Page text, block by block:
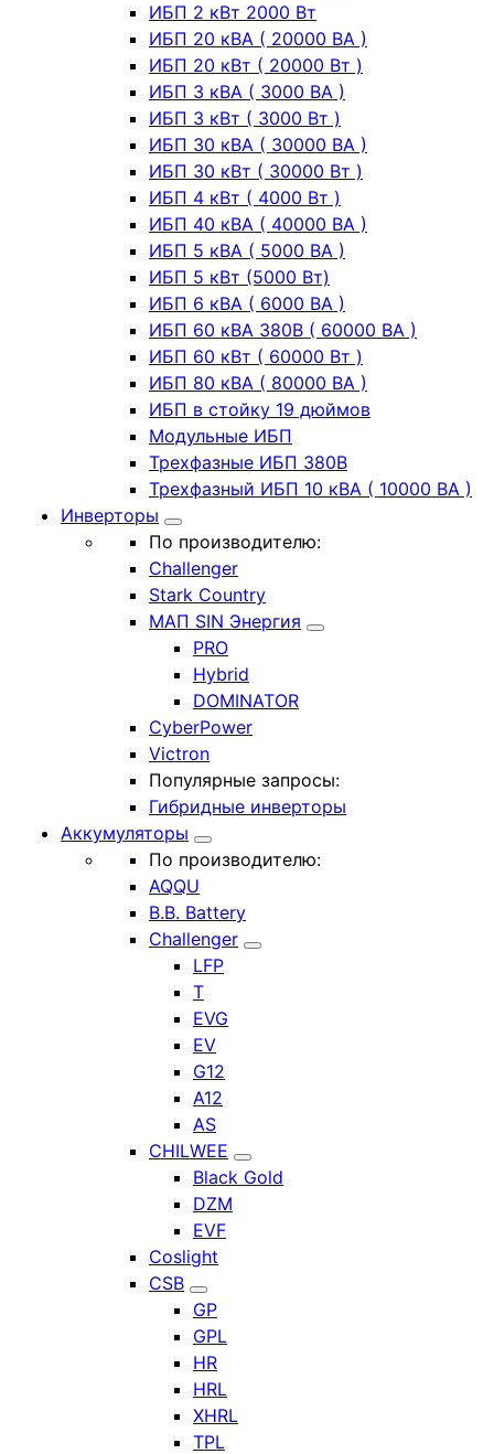
ИБП 2 кВт 2000 Вт
ИБП 20 кВА ( 20000 ВА )
ИБП 20 кВт ( 20000 Вт )
ИБП 3 кВА ( 3000 ВА )
ИБП 3 кВт ( 3000 Вт )
ИБП 30 кВА ( 30000 ВА )
ИБП 30 кВт ( 30000 Вт )
ИБП 4 кВт ( 4000 Вт )
ИБП 40 кВА ( 40000 ВА )
ИБП 5 кВА ( 5000 ВА )
ИБП 5 кВт (5000 Вт)
ИБП 6 кВА ( 6000 ВА )
ИБП 60 кВА 380В ( 60000 ВА )
ИБП 60 кВт ( 60000 Вт )
ИБП 80 кВА ( 80000 ВА )
ИБП в стойку 19 дюймов
Модульные ИБП
Трехфазные ИБП 380В
Трехфазный ИБП 10 кВА ( 10000 ВА )
Инверторы
По производителю:
Challenger
Stark Country
МАП SIN Энергия
PRO
Hybrid
DOMINATOR
CyberPower
Victron
Популярные запросы:
Гибридные инверторы
Аккумуляторы
По производителю:
AQQU
B.B. Battery
Challenger
LFP
T
EVG
EV
G12
A12
AS
CHILWEE
Black Gold
DZM
EVF
Coslight
CSB
GP
GPL
HR
HRL
XHRL
TPL